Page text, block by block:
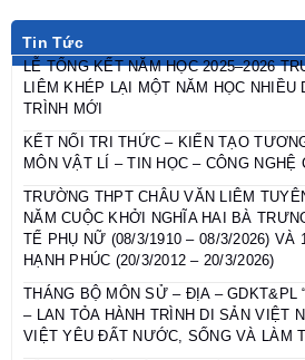
Tin Tức
LỄ TỔNG KẾT NĂM HỌC 2025–2026
LIÊM KHÉP LẠI MỘT NĂM HỌC NHIỀU
TRÌNH MỚI
KẾT NỐI TRI THỨC – KIẾN TẠO
MÔN VẬT LÍ – TIN HỌC – CÔNG NGHỆ
TRƯỜNG THPT CHÂU VĂN LIÊM
NĂM CUỘC KHỞI NGHĨA HAI BÀ
TẾ PHỤ NỮ (08/3/1910 – 08/3/2026) VÀ
HẠNH PHÚC (20/3/2012 – 20/3/2026)
THÁNG BỘ MÔN SỬ – ĐỊA – GDKT&PL
– LAN TỎA HÀNH TRÌNH DI SẢN VIỆT
VIỆT YÊU ĐẤT NƯỚC, SỐNG VÀ LÀM